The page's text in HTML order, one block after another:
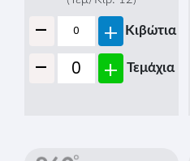
MELITTA COMPLEAT
200gr.